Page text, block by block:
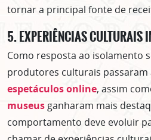
tornar a principal fonte de
5. EXPERIÊNCIAS CULTURAIS
Como resposta ao isolamento
produtores culturais passaram
espetáculos online, assim
museus ganharam mais
comportamento deve evoluir